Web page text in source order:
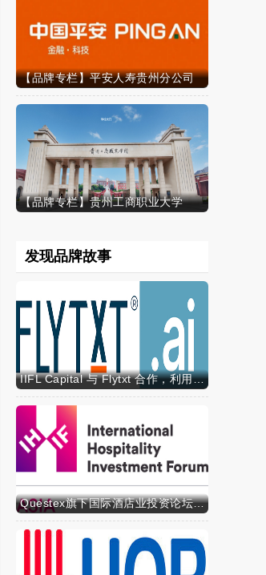
【品牌专栏】平安人寿贵州分公司
【品牌专栏】贵州工商职业大学
发现品牌故事
IIFL Capital 与 Flytxt 合作，利用代理式 AI 推动资产管理规模的可持续增长
Questex旗下国际酒店业投资论坛亚洲峰会表示，亚洲酒店业有望迎来投资加速期